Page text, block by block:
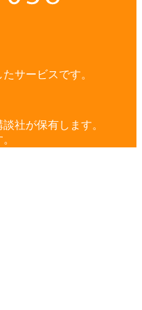
サービスです。
社が保有します。